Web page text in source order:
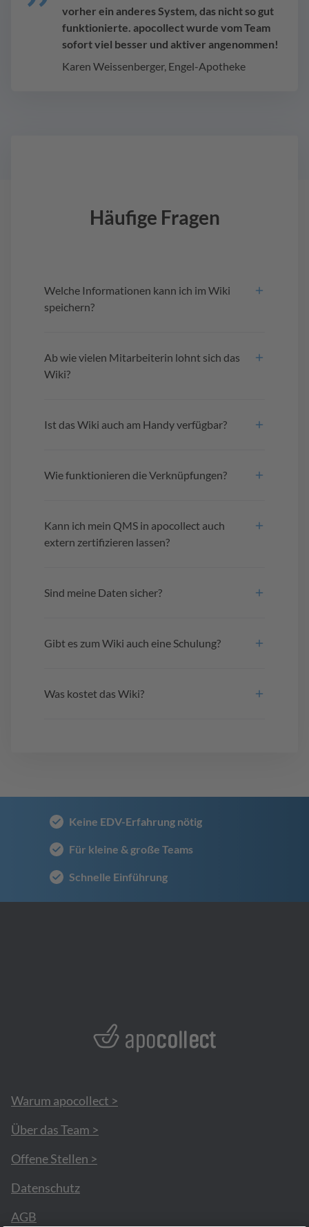
vorher ein anderes System, das nicht so gut
funktionierte. apocollect wurde vom Team
sofort viel besser und aktiver angenommen!
Karen Weissenberger, Engel-Apotheke
Häufige Fragen
Welche Informationen kann ich im Wiki
speichern?
Ab wie vielen Mitarbeiterin lohnt sich das
Wiki?
Ist das Wiki auch am Handy verfügbar?
Wie funktionieren die Verknüpfungen?
Kann ich mein QMS in apocollect auch
extern zertifizieren lassen?
Sind meine Daten sicher?
Gibt es zum Wiki auch eine Schulung?
Was kostet das Wiki?
Keine EDV-Erfahrung nötig
Für kleine & große Teams
Schnelle Einführung
Warum apocollect >
Über das Team >
Offene Stellen >
Datenschutz
AGB